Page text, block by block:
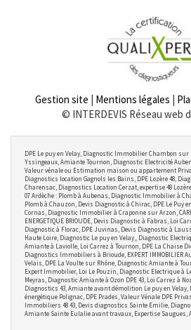
Gestion site | Mentions légales |
© INTERDEVIS Réseau web
DPE Le puy en Velay, Diagnostic Immobilier Chambon sur
Yssingeaux, Amiante Tournon, Diagnostic Electricité
Valeur vénale ou Estimation maison ou appartement
Diagnostics location Gagnols les Bains, DPE Lozère 48,
Charensac, Diagnostics Location Cerzat, expertise 48
07 Ardèche : Plomb à Aubenas, Diagnostic Immobilier à
Plomb à Chauzon, Devis Diagnostic à Chirac, DPE Le Puy
Cornas, Diagnostic Immobilier à Craponne sur Arzon,
ENERGETIQUE BRIOUDE, Devis Diagnostic à Fabras, Loi
Diagnostic à Florac, DPE Juvinas, Devis Diagnostic à
Haute Loire, Diagnostic Le puy en Velay,, Diagnostic
Amiante à Laviolle, Loi Carrez à Tournon, DPE La Chaise
Diagnostics Immobiliers à Brioude, EXPERT IMMOBILIER
Velais, DPE La Voulte sur Rhône, Diagnostic Amiante à
Expert Immobilier, Loi Le Pouzin, Diagnostic Electrique à
Meyras, Diagnostic Amiante à Ozon DPE 43, Loi Carrez à
Diagnostics 43, Amiante avant démolition Le puy en
énergétique Polignac, DPE Prades, Valeur Vénale DPE
Immobiliers 48 43, Devis diagnostics Sainte Emilie,
Amiante Sainte Eulalie avant travaux, Expertise Saugues,